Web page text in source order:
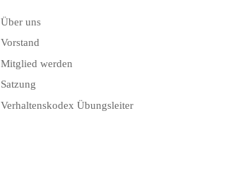
Über uns
Vorstand
Mitglied werden
Satzung
Verhaltenskodex Übungsleiter